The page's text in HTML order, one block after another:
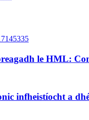
le HML:
infheistíocht a